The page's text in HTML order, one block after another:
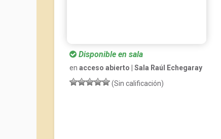
Disponible en sala
en acceso abierto | Sala Raúl Echegaray
(Sin calificación)